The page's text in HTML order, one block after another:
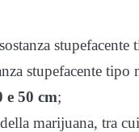
stupefacente
stupefacente tipo
50 cm;
marijuana, tra